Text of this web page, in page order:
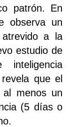
patrón. En
observa un
a la
estudio de
que el
al menos un
(5 días o